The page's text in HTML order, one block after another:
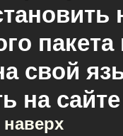
свой
на сайте